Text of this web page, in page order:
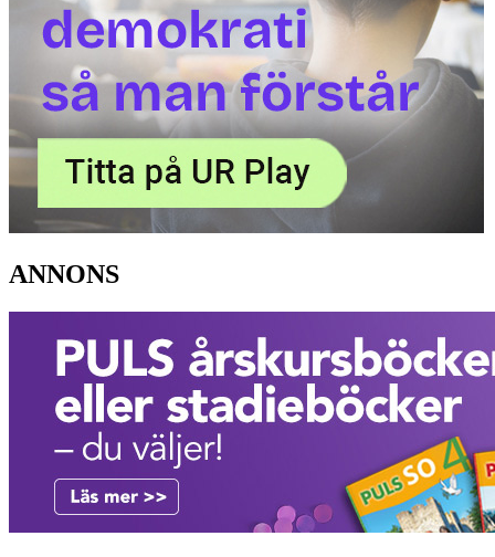
ANNONS